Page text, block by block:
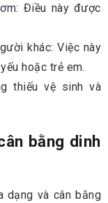
Điều này được
khác: Việc này
hoặc trẻ em.
thiếu vệ sinh và
bằng dinh
dạng và cân bằng